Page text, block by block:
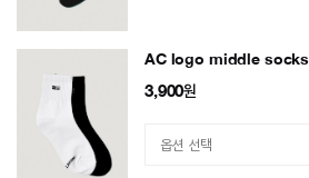
AC logo middle socks
3,900원